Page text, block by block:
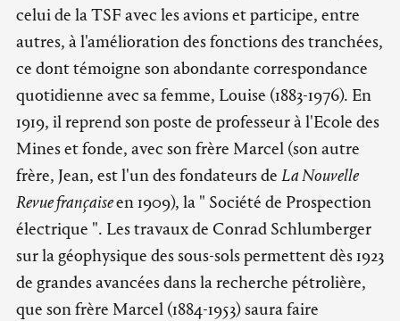
celui de la TSF avec les avions et participe, entre
autres, à l'amélioration des fonctions des tranchées,
ce dont témoigne son abondante correspondance
quotidienne avec sa femme, Louise (1883-1976). En
1919, il reprend son poste de professeur à l'Ecole des
Mines et fonde, avec son frère Marcel (son autre
frère, Jean, est l'un des fondateurs de La Nouvelle
Revue françaiseen 1909), la " Société de Prospection
électrique ". Les travaux de Conrad Schlumberger
sur la géophysique des sous-sols permettent dès 1923
de grandes avancées dans la recherche pétrolière,
que son frère Marcel (1884-1953) saura faire